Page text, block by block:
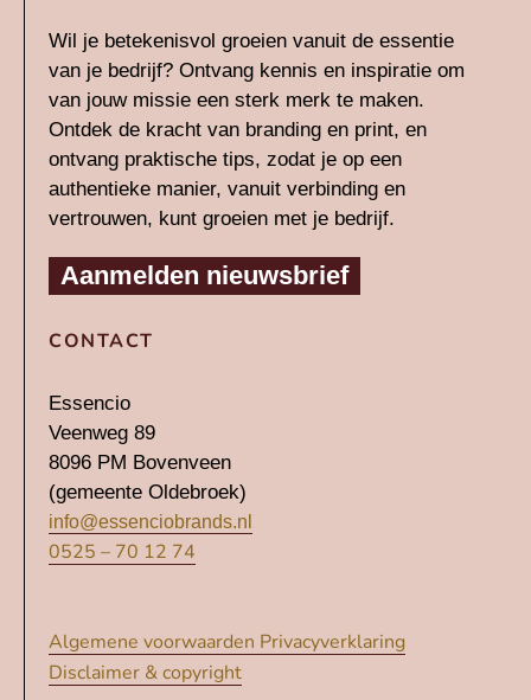
e
d
i
n
-
i
n
a
g
r
a
m
Wil je betekenisvol groeien vanuit de essentie
van je bedrijf? Ontvang kennis en inspiratie om
van jouw missie een sterk merk te maken.
Ontdek de kracht van branding en print, en
ontvang praktische tips, zodat je op een
authentieke manier, vanuit verbinding en
vertrouwen, kunt groeien met je bedrijf.
Aanmelden nieuwsbrief
CONTACT
Essencio
Veenweg 89
8096 PM Bovenveen
(gemeente Oldebroek)
info@essenciobrands.nl
0525 – 70 12 74
Algemene voorwaarden Privacyverklaring
Disclaimer & copyright